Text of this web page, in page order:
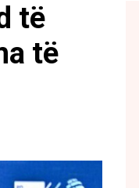
FOKUS
DEBATIV
të
të